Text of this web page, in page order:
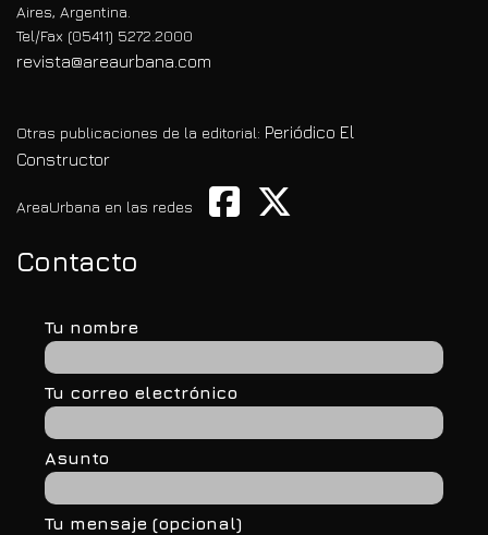
Aires, Argentina.
Tel/Fax (05411) 5272.2000
revista@areaurbana.com
Otras publicaciones de la editorial: Periódico El
Constructor
AreaUrbana en las redes
Contacto
Tu nombre
Tu correo electrónico
Asunto
Tu mensaje (opcional)